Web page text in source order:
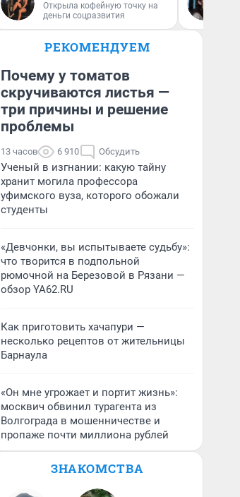
Открыла кофейную точку на
деньги соцразвития
РЕКОМЕНДУЕМ
Почему у томатов
скручиваются листья —
три причины и решение
проблемы
13 часов 6 910 Обсудить
Ученый в изгнании: какую тайну
хранит могила профессора
уфимского вуза, которого обожали
студенты
«Девчонки, вы испытываете судьбу»:
что творится в подпольной
рюмочной на Березовой в Рязани —
обзор YA62.RU
Как приготовить хачапури —
несколько рецептов от жительницы
Барнаула
«Он мне угрожает и портит жизнь»:
москвич обвинил турагента из
Волгограда в мошенничестве и
пропаже почти миллиона рублей
ЗНАКОМСТВА